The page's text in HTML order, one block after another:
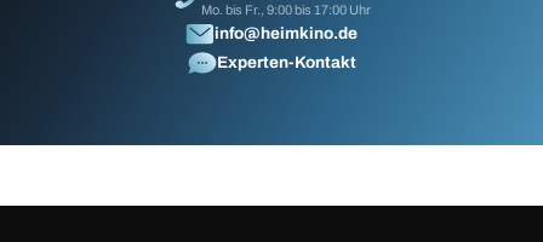
Mo. bis Fr., 9:00 bis 17:00 Uhr
info@heimkino.de
Experten-Kontakt